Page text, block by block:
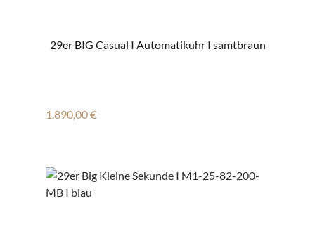
29er BIG Casual I Automatikuhr I samtbraun
Regulärer Preis:
1.890,00 €